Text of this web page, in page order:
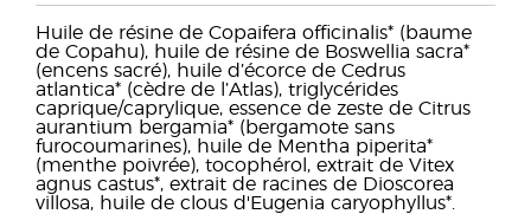
Huile de résine de Copaifera officinalis* (baume
de Copahu), huile de résine de Boswellia sacra*
(encens sacré), huile d’écorce de Cedrus
atlantica* (cèdre de l’Atlas), triglycérides
caprique/caprylique, essence de zeste de Citrus
aurantium bergamia* (bergamote sans
furocoumarines), huile de Mentha piperita*
(menthe poivrée), tocophérol, extrait de Vitex
agnus castus*, extrait de racines de Dioscorea
villosa, huile de clous d'Eugenia caryophyllus*.